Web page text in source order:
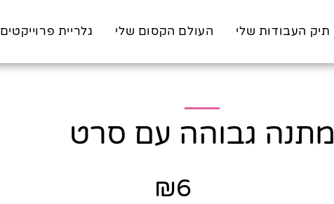
תיק העבודות שלי העולם הקסום שלי גלריית פרוייקטים
מתנה גבוהה עם סרט
₪6